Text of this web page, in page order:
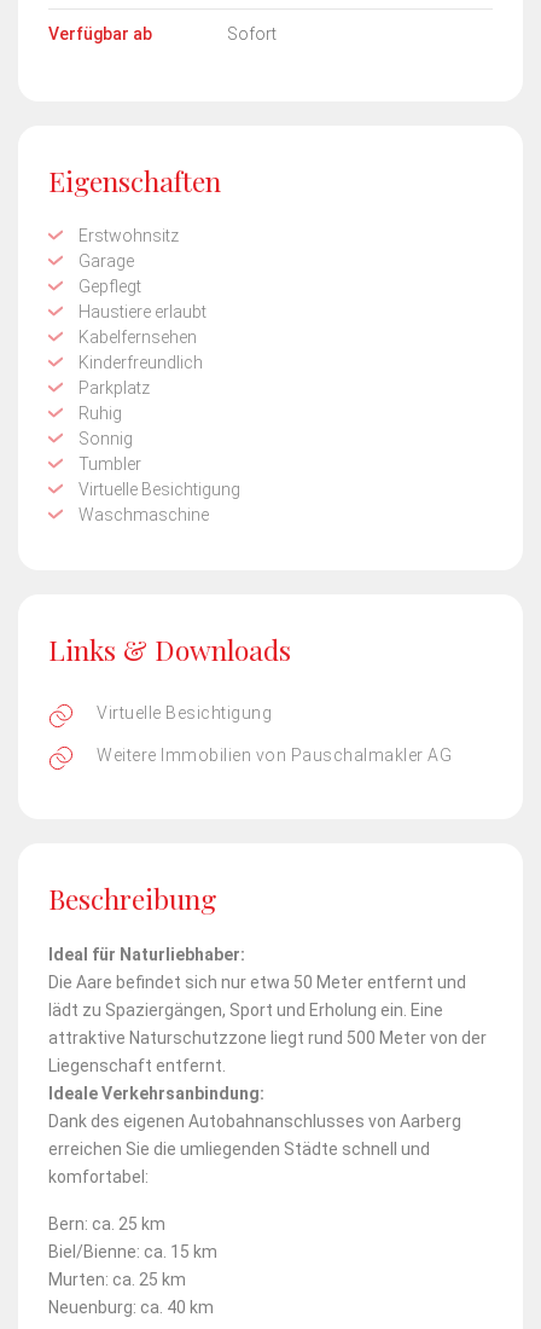
Verfügbar ab Sofort
Eigenschaften
Erstwohnsitz
Garage
Gepflegt
Haustiere erlaubt
Kabelfernsehen
Kinderfreundlich
Parkplatz
Ruhig
Sonnig
Tumbler
Virtuelle Besichtigung
Waschmaschine
Links & Downloads
Virtuelle Besichtigung
Weitere Immobilien von Pauschalmakler AG
Beschreibung
Ideal für Naturliebhaber:
Die Aare befindet sich nur etwa 50 Meter entfernt und
lädt zu Spaziergängen, Sport und Erholung ein. Eine
attraktive Naturschutzzone liegt rund 500 Meter von der
Liegenschaft entfernt.
Ideale Verkehrsanbindung:
Dank des eigenen Autobahnanschlusses von Aarberg
erreichen Sie die umliegenden Städte schnell und
komfortabel:
Bern: ca. 25 km
Biel/Bienne: ca. 15 km
Murten: ca. 25 km
Neuenburg: ca. 40 km